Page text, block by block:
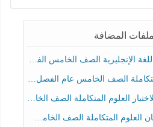
المضافة
الخامس عام الفصل الدراسي الثالث 2025-2026
المتكاملة الصف الخامس عام الفصل الثالث
الصف الخامس انسبير الفصل الثالث